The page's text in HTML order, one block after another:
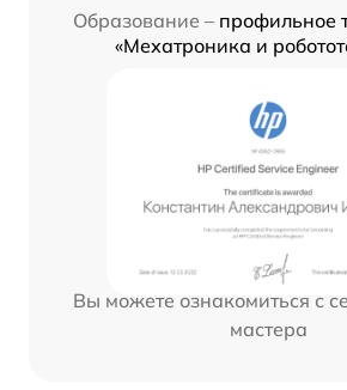
Образование – профильное
«Мехатроника и
Вы можете ознакомиться с
мастера